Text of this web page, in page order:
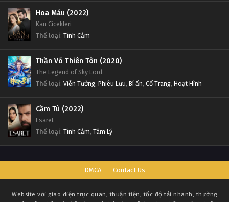
Hoa Máu (2022)
Kan Cicekleri
Thể loại: Tình Cảm
Thần Võ Thiên Tôn (2020)
The Legend of Sky Lord
Thể loại: Viễn Tưởng, Phiêu Lưu, Bí ẩn, Cổ Trang, Hoạt Hình
Cầm Tù (2022)
Esaret
Thể loại: Tình Cảm, Tâm Lý
DMCA Contact Us
Website với giao diện trực quan, thuận tiện, tốc độ tải nhanh, thường